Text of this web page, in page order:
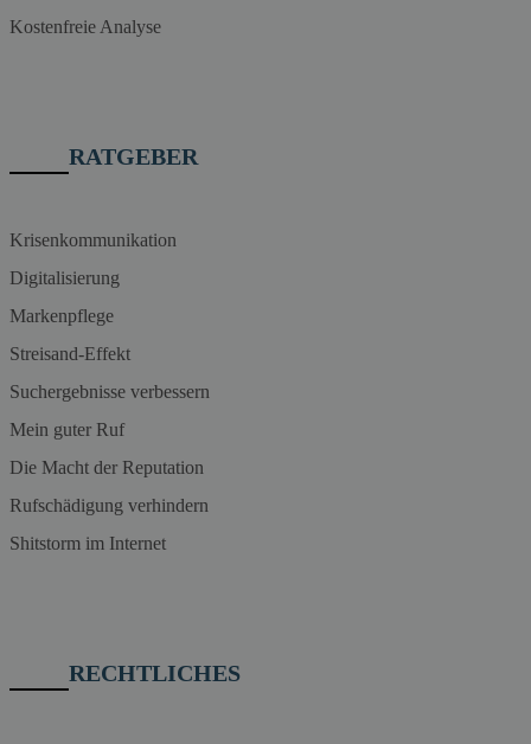
Kostenfreie Analyse
RATGEBER
Krisenkommunikation
Digitalisierung
Markenpflege
Streisand-Effekt
Suchergebnisse verbessern
Mein guter Ruf
Die Macht der Reputation
Rufschädigung verhindern
Shitstorm im Internet
RECHTLICHES